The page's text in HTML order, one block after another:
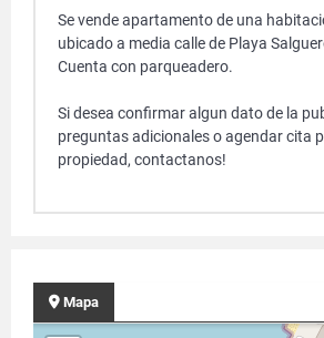
Se vende apartamento de una
ubicado a media calle de Playa
Cuenta con parqueadero.
Si desea confirmar algun dato de la
preguntas adicionales o agendar cita
propiedad, contactanos!
Mapa